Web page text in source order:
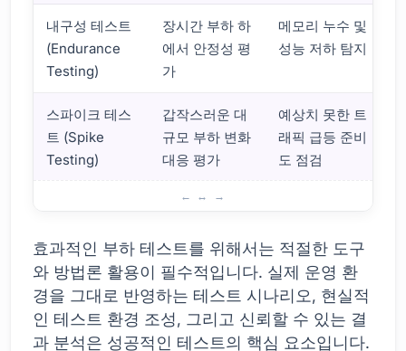
내구성 테스트
(Endurance
Testing)
장시간 부하 하
에서 안정성 평
가
메모리 누수 및
성능 저하 탐지
스파이크 테스
트 (Spike
Testing)
갑작스러운 대
규모 부하 변화
대응 평가
예상치 못한 트
래픽 급등 준비
도 점검
효과적인 부하 테스트를 위해서는 적절한 도구
와 방법론 활용이 필수적입니다. 실제 운영 환
경을 그대로 반영하는 테스트 시나리오, 현실적
인 테스트 환경 조성, 그리고 신뢰할 수 있는 결
과 분석은 성공적인 테스트의 핵심 요소입니다.